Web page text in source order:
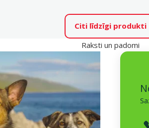
Citi līdzīgi produkti
Raksti un padomi